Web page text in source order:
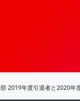
2019年度引退者と2020年